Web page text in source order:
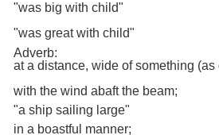
"was big with child"
"was great with child"
Adverb:
at a distance, wide of something (as
with the wind abaft the beam;
"a ship sailing large"
in a boastful manner;